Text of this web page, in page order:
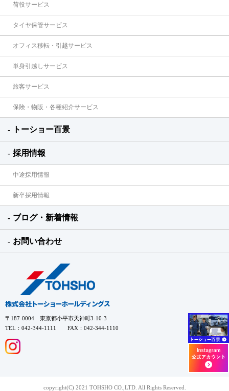
荷役サービス
タイヤ保管サービス
オフィス移転・引越サービス
単身引越しサービス
旅客サービス
保険・物販・各種紹介サービス
トーショー百景
採用情報
中途採用情報
新卒採用情報
ブログ・新着情報
お問い合わせ
〒187-0004 東京都小平市天神町3-10-3
TEL：042-344-1111 FAX：042-344-1110
copyright(C) 2021 TOHSHO CO.,LTD. All Rights Reserved.